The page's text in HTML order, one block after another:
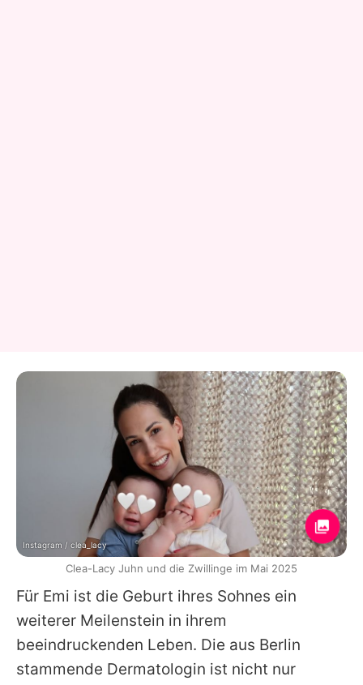
Für Emi ist die Geburt ihres Sohnes ein
weiterer Meilenstein in ihrem
beeindruckenden Leben. Die aus Berlin
stammende Dermatologin ist nicht nur
Instagram / clea_lacy
Clea-Lacy Juhn und die Zwillinge im Mai 2025